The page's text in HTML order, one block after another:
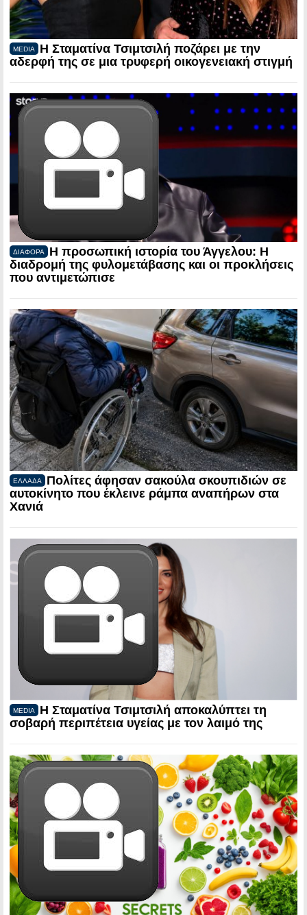
MEDIA
Η Σταματίνα Τσιμτσιλή ποζάρει με την
αδερφή της σε μια τρυφερή οικογενειακή στιγμή
ΔΙΑΦΟΡΑ
Η προσωπική ιστορία του Άγγελου: Η
διαδρομή της φυλομετάβασης και οι προκλήσεις
που αντιμετώπισε
ΕΛΛΑΔΑ
Πολίτες άφησαν σακούλα σκουπιδιών σε
αυτοκίνητο που έκλεινε ράμπα αναπήρων στα
Χανιά
MEDIA
Η Σταματίνα Τσιμτσιλή αποκαλύπτει τη
σοβαρή περιπέτεια υγείας με τον λαιμό της